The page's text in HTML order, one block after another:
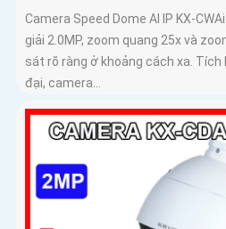
Camera Speed Dome AI IP KX-
giải 2.0MP, zoom quang 25x và
sát rõ ràng ở khoảng cách xa. Tích
đại, camera...